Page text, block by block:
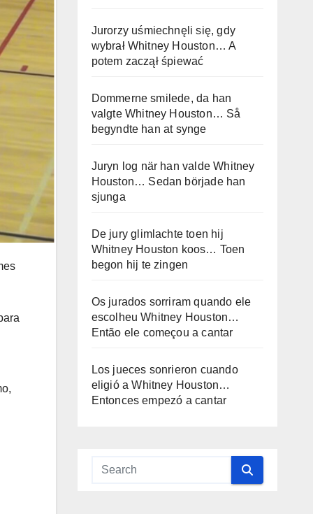
Jurorzy uśmiechnęli się, gdy
wybrał Whitney Houston… A
potem zaczął śpiewać
Dommerne smilede, da han
valgte Whitney Houston… Så
begyndte han at synge
Juryn log när han valde Whitney
Houston… Sedan började han
sjunga
De jury glimlachte toen hij
Whitney Houston koos… Toen
begon hij te zingen
Os jurados sorriram quando ele
escolheu Whitney Houston…
Então ele começou a cantar
Los jueces sonrieron cuando
eligió a Whitney Houston…
Entonces empezó a cantar